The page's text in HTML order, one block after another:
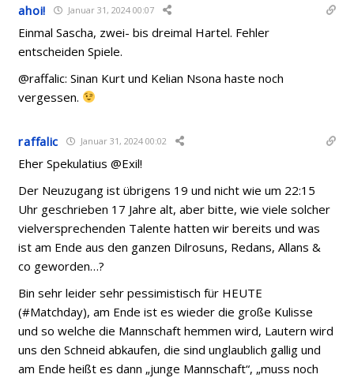
ahoi! Januar 31, 2024 00:07
Einmal Sascha, zwei- bis dreimal Hartel. Fehler
entscheiden Spiele.
@raffalic: Sinan Kurt und Kelian Nsona haste noch
vergessen.
raffalic Januar 31, 2024 00:02
Eher Spekulatius @Exil!
Der Neuzugang ist übrigens 19 und nicht wie um 22:15
Uhr geschrieben 17 Jahre alt, aber bitte, wie viele solcher
vielversprechenden Talente hatten wir bereits und was
ist am Ende aus den ganzen Dilrosuns, Redans, Allans &
co geworden…?
Bin sehr leider sehr pessimistisch für HEUTE
(#Matchday), am Ende ist es wieder die große Kulisse
und so welche die Mannschaft hemmen wird, Lautern wird
uns den Schneid abkaufen, die sind unglaublich gallig und
am Ende heißt es dann „junge Mannschaft“, „muss noch